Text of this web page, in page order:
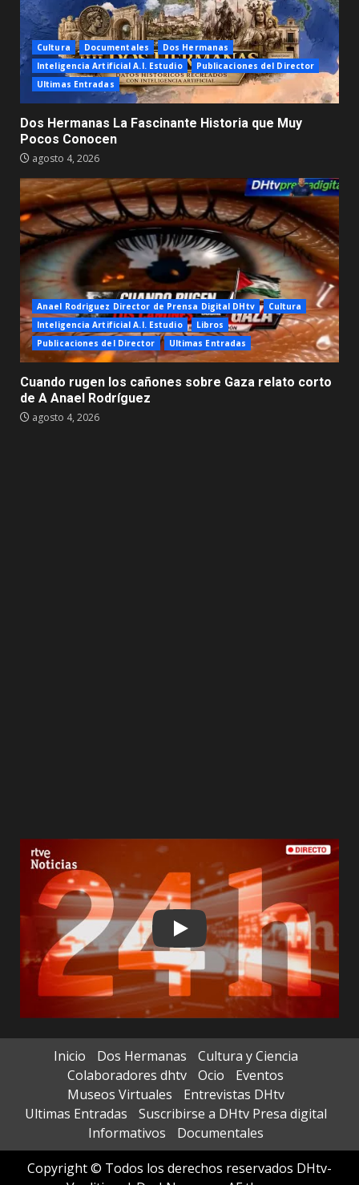
Cultura Documentales
Dos Hermanas
Inteligencia Artificial A.I. Estudio
Publicaciones del Director
Ultimas Entradas
Dos Hermanas La Fascinante Historia que Muy
Pocos Conocen
agosto 4, 2026
Anael Rodriguez Director de Prensa Digital DHtv
Cultura
Inteligencia Artificial A.I. Estudio
Libros
Publicaciones del Director
Ultimas Entradas
Cuando rugen los cañones sobre Gaza relato corto
de A Anael Rodríguez
agosto 4, 2026
Play
Inicio Dos Hermanas
Cultura y Ciencia
Colaboradores dhtv
Ocio
Eventos
Museos Virtuales
Entrevistas DHtv
Ultimas Entradas
Suscribirse a DHtv Presa digital
Informativos
Documentales
Copyright © Todos los derechos reservados DHtv-